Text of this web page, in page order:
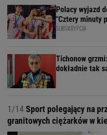
Polacy wyjazd
"Cztery minuty
SUBSKRYPCJA
Tichonow
dokładnie tak
1/14Sport polegający na
granitowych ciężarków w